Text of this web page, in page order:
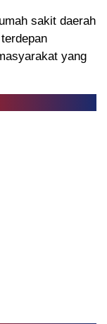
sakit daerah
yang